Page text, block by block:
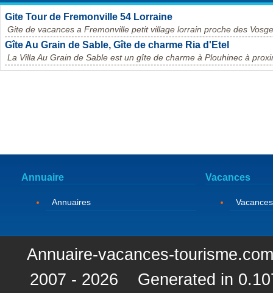
Gite Tour de Fremonville 54 Lorraine
Gite de vacances a Fremonville petit village lorrain proche des
Gîte Au Grain de Sable, Gîte de charme Ria d'Etel
La Villa Au Grain de Sable est un gîte de charme à Plouhinec à
Annuaire
Annuaires
Vacances
Vacances
Annuaire-vacances-
2007 - 2026 Generated in